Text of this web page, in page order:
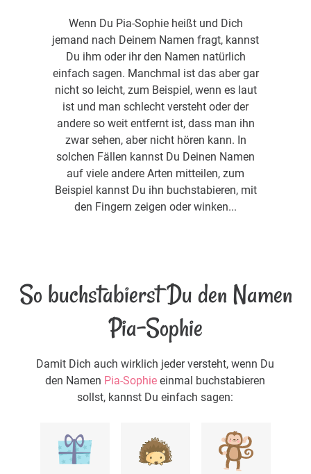
Wenn Du Pia-Sophie heißt und Dich
jemand nach Deinem Namen fragt, kannst
Du ihm oder ihr den Namen natürlich
einfach sagen. Manchmal ist das aber gar
nicht so leicht, zum Beispiel, wenn es laut
ist und man schlecht versteht oder der
andere so weit entfernt ist, dass man ihn
zwar sehen, aber nicht hören kann. In
solchen Fällen kannst Du Deinen Namen
auf viele andere Arten mitteilen, zum
Beispiel kannst Du ihn buchstabieren, mit
den Fingern zeigen oder winken...
So buchstabierst Du den Namen
Pia-Sophie
Damit Dich auch wirklich jeder versteht, wenn Du
den Namen Pia-Sophie einmal buchstabieren
sollst, kannst Du einfach sagen: